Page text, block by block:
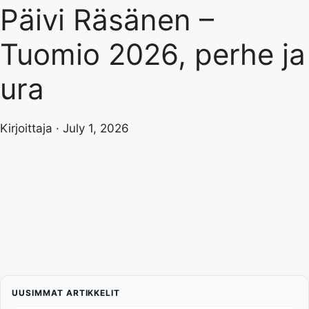
Päivi Räsänen –
Tuomio 2026, perhe ja
ura
Kirjoittaja · July 1, 2026
UUSIMMAT ARTIKKELIT